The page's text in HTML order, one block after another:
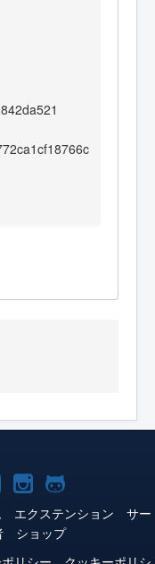
Joomla!
Instagram
Joomla!
GitHub
エクステンション
サー
ショップ